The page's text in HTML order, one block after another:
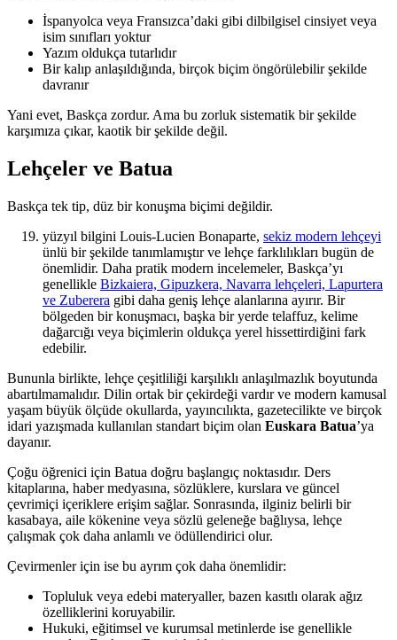
İspanyolca veya Fransızca’daki gibi dilbilgisel cinsiyet veya
isim sınıfları yoktur
Yazım oldukça tutarlıdır
Bir kalıp anlaşıldığında, birçok biçim öngörülebilir şekilde
davranır
Yani evet, Baskça zordur. Ama bu zorluk sistematik bir şekilde
karşımıza çıkar, kaotik bir şekilde değil.
Lehçeler ve Batua
Baskça tek tip, düz bir konuşma biçimi değildir.
yüzyıl bilgini Louis-Lucien Bonaparte, sekiz modern lehçeyi
ünlü bir şekilde tanımlamıştır ve lehçe farklılıkları bugün de
önemlidir. Daha pratik modern incelemeler, Baskça’yı
genellikle Bizkaiera, Gipuzkera, Navarra lehçeleri, Lapurtera
ve Zuberera gibi daha geniş lehçe alanlarına ayırır. Bir
bölgeden bir konuşmacı, başka bir yerde telaffuz, kelime
dağarcığı veya biçimlerin oldukça yerel hissettirdiğini fark
edebilir.
Bununla birlikte, lehçe çeşitliliği karşılıklı anlaşılmazlık boyutunda
abartılmamalıdır. Dilin ortak bir çekirdeği vardır ve modern kamusal
yaşam büyük ölçüde okullarda, yayıncılıkta, gazetecilikte ve birçok
idari yazışmada kullanılan standart biçim olan Euskara Batua’ya
dayanır.
Çoğu öğrenici için Batua doğru başlangıç noktasıdır. Ders
kitaplarına, haber medyasına, sözlüklere, kurslara ve güncel
çevrimiçi içeriklere erişim sağlar. Sonrasında, ilginiz belirli bir
kasabaya, aile kökenine veya sözlü geleneğe bağlıysa, lehçe
çalışmak çok daha anlamlı ve ödüllendirici olur.
Çevirmenler için ise bu ayrım çok daha önemlidir:
Topluluk veya edebi materyaller, bazen kasıtlı olarak ağız
özelliklerini koruyabilir.
Hukuki, eğitimsel ve kurumsal metinlerde ise genellikle